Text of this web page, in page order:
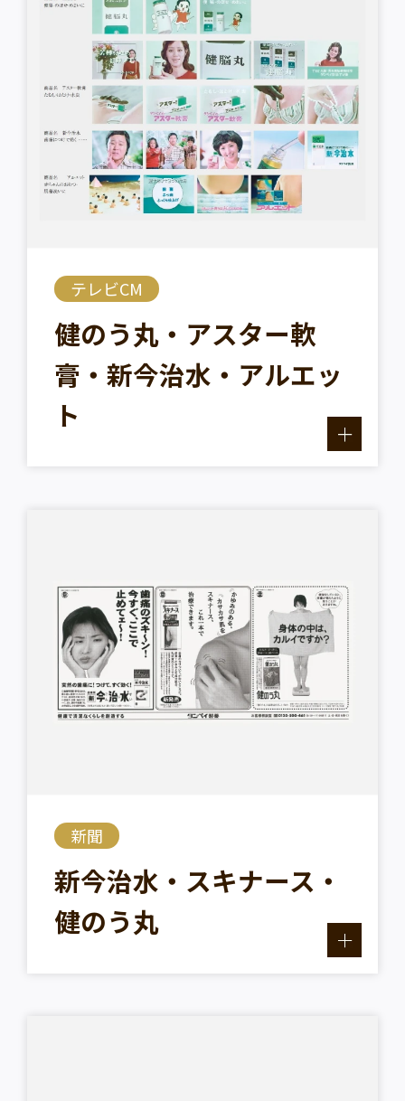
テレビCM
健のう丸・アスター軟
膏・新今治水・アルエッ
ト
新聞
新今治水・スキナース・
健のう丸